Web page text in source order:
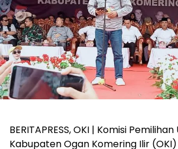
BERITAPRESS, OKI | Komisi
Kabupaten Ogan Komering Ilir